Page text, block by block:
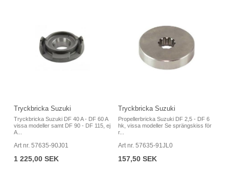
Tryckbricka Suzuki
Tryckbricka Suzuki DF 40 A - DF 60 A
vissa modeller samt DF 90 - DF 115, ej
A...
Art nr. 57635-90J01
1 225,00 SEK
Tryckbricka Suzuki
Propellerbricka Suzuki DF 2,5 - DF 6
hk, vissa modeller Se sprängskiss för
r...
Art nr. 57635-91JL0
157,50 SEK